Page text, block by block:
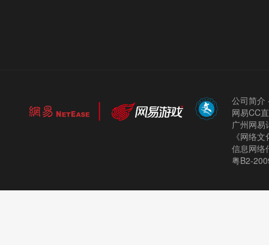
公司简介
网易CC
广州网
《网络
信息网络
粤B2-